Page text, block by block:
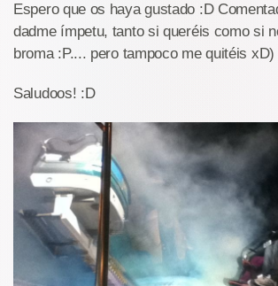
Espero que os haya gustado :D
dadme ímpetu, tanto si queréis como si
broma :P.... pero tampoco me quitéis xD)
Saludoos! :D